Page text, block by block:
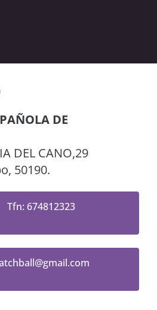
DE
DEL CANO,29
50190.
Tfn: 674812323
l@gmail.com